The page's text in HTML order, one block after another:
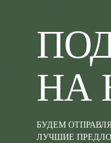
НА
БУДЕМ
ЛУЧШИЕ